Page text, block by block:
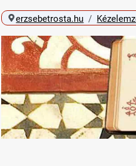
erzsebetrosta.hu